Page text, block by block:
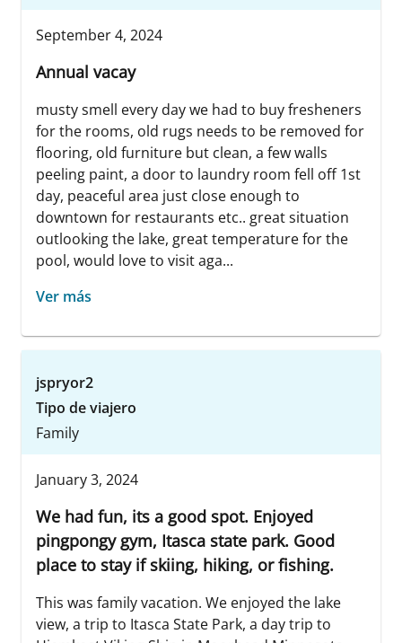
September 4, 2024
Annual vacay
musty smell every day we had to buy fresheners
for the rooms, old rugs needs to be removed for
flooring, old furniture but clean, a few walls
peeling paint, a door to laundry room fell off 1st
day, peaceful area just close enough to
downtown for restaurants etc.. great situation
outlooking the lake, great temperature for the
pool, would love to visit aga...
Ver más
jspryor2
Tipo de viajero
Family
January 3, 2024
We had fun, its a good spot. Enjoyed
pingpongy gym, Itasca state park. Good
place to stay if skiing, hiking, or fishing.
This was family vacation. We enjoyed the lake
view, a trip to Itasca State Park, a day trip to